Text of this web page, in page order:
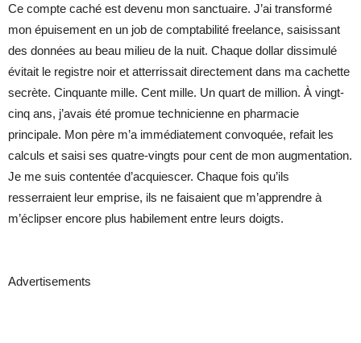
Ce compte caché est devenu mon sanctuaire. J’ai transformé
mon épuisement en un job de comptabilité freelance, saisissant
des données au beau milieu de la nuit. Chaque dollar dissimulé
évitait le registre noir et atterrissait directement dans ma cachette
secrète. Cinquante mille. Cent mille. Un quart de million. À vingt-
cinq ans, j’avais été promue technicienne en pharmacie
principale. Mon père m’a immédiatement convoquée, refait les
calculs et saisi ses quatre-vingts pour cent de mon augmentation.
Je me suis contentée d’acquiescer. Chaque fois qu’ils
resserraient leur emprise, ils ne faisaient que m’apprendre à
m’éclipser encore plus habilement entre leurs doigts.
Advertisements